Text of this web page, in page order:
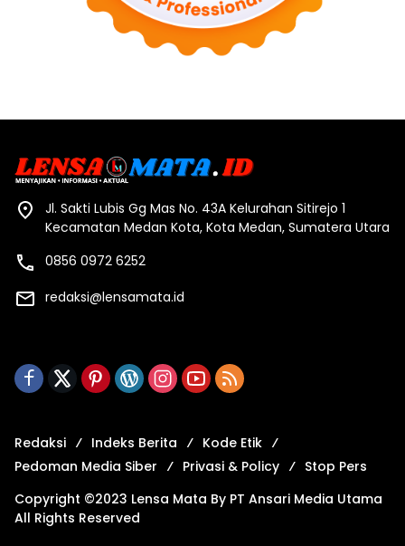
Jl. Sakti Lubis Gg Mas No. 43A Kelurahan Sitirejo 1
Kecamatan Medan Kota, Kota Medan, Sumatera Utara
0856 0972 6252
redaksi@lensamata.id
Redaksi Indeks Berita
Kode Etik
Pedoman Media Siber
Privasi & Policy
Stop Pers
Copyright ©2023 Lensa Mata By PT Ansari Media Utama
All Rights Reserved